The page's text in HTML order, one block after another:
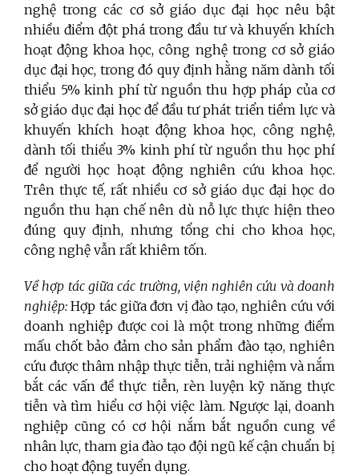
nghệ trong các cơ sở giáo dục đại học nêu bật
nhiều điểm đột phá trong đầu tư và khuyến khích
hoạt động khoa học, công nghệ trong cơ sở giáo
dục đại học, trong đó quy định hằng năm dành tối
thiểu 5% kinh phí từ nguồn thu hợp pháp của cơ
sở giáo dục đại học để đầu tư phát triển tiềm lực và
khuyến khích hoạt động khoa học, công nghệ,
dành tối thiểu 3% kinh phí từ nguồn thu học phí
để người học hoạt động nghiên cứu khoa học.
Trên thực tế, rất nhiều cơ sở giáo dục đại học do
nguồn thu hạn chế nên dù nỗ lực thực hiện theo
đúng quy định, nhưng tổng chi cho khoa học,
công nghệ vẫn rất khiêm tốn.
Về hợp tác giữa các trường, viện nghiên cứu và doanh
nghiệp: Hợp tác giữa đơn vị đào tạo, nghiên cứu với
doanh nghiệp được coi là một trong những điểm
mấu chốt bảo đảm cho sản phẩm đào tạo, nghiên
cứu được thâm nhập thực tiễn, trải nghiệm và nắm
bắt các vấn đề thực tiễn, rèn luyện kỹ năng thực
tiễn và tìm hiểu cơ hội việc làm. Ngược lại, doanh
nghiệp cũng có cơ hội nắm bắt nguồn cung về
nhân lực, tham gia đào tạo đội ngũ kế cận chuẩn bị
cho hoạt động tuyển dụng.